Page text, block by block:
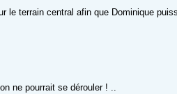
terrain central afin que Dominique
ne pourrait se dérouler ! ..